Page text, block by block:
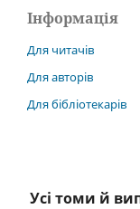
Інформація
Для читачів
Для авторів
Для бібліотекарів
Усі томи й